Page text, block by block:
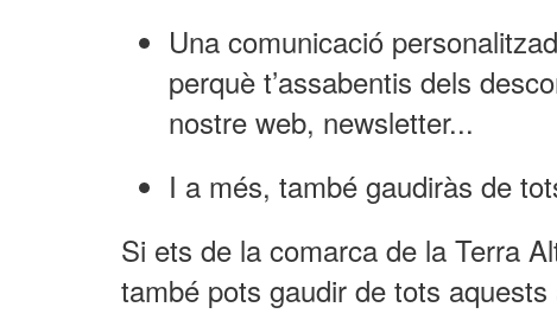
Una comunicació
perquè t’assabentis dels
nostre web, newsletter...
I a més, també gaudiràs de
Si ets de la comarca de la Terra
també pots gaudir de tots aquests